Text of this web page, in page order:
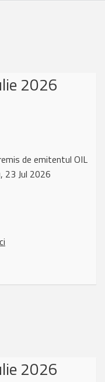
2026
de emitentul OIL
23 Jul 2026
2026